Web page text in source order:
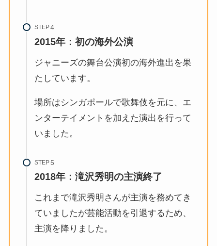
STEP
2015年：初の海外公演
ジャニーズの舞台公演初の海外進出を果
たしています。
場所はシンガポールで歌舞伎を元に、エ
ンターテイメントを加えた演出を行って
いました。
STEP
2018年：滝沢秀明の主演終了
これまで滝沢秀明さんが主演を務めてき
ていましたが芸能活動を引退するため、
主演を降りました。